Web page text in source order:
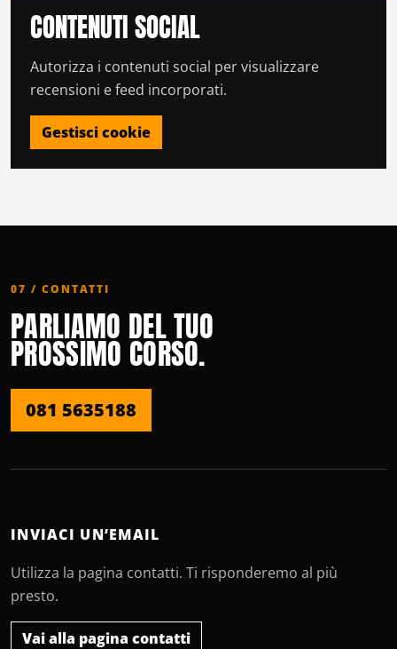
CONTENUTI SOCIAL
Autorizza i contenuti social per visualizzare
recensioni e feed incorporati.
Gestisci cookie
07 / CONTATTI
PARLIAMO DEL TUO
PROSSIMO CORSO.
081 5635188
INVIACI UN’EMAIL
Utilizza la pagina contatti. Ti risponderemo al più
presto.
Vai alla pagina contatti